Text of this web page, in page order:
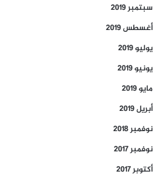
سبتمبر 2019
أغسطس 2019
يوليو 2019
يونيو 2019
مايو 2019
أبريل 2019
نوفمبر 2018
نوفمبر 2017
أكتوبر 2017